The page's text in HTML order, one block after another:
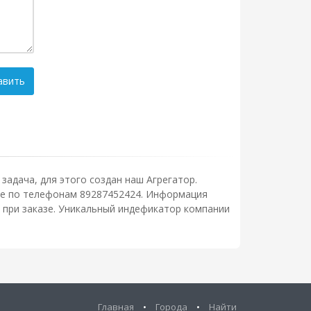
для этого создан наш Агрегатор.
по телефонам 89287452424. Информация
заказе. Уникальный индефикатор компании
Главная • Города • Найти